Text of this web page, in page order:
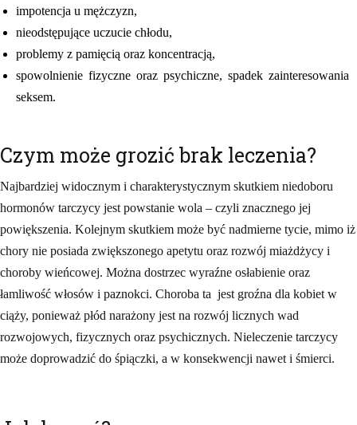
impotencja u mężczyzn,
nieodstępujące uczucie chłodu,
problemy z pamięcią oraz koncentracją,
spowolnienie fizyczne oraz psychiczne, spadek zainteresowania
seksem.
Czym może grozić brak leczenia?
Najbardziej widocznym i charakterystycznym skutkiem niedoboru
hormonów tarczycy jest powstanie wola – czyli znacznego jej
powiększenia. Kolejnym skutkiem może być nadmierne tycie, mimo iż
chory nie posiada zwiększonego apetytu oraz rozwój miażdżycy i
choroby wieńcowej. Można dostrzec wyraźne osłabienie oraz
łamliwość włosów i paznokci. Choroba ta jest groźna dla kobiet w
ciąży, ponieważ płód narażony jest na rozwój licznych wad
rozwojowych, fizycznych oraz psychicznych. Nieleczenie tarczycy
może doprowadzić do śpiączki, a w konsekwencji nawet i śmierci.